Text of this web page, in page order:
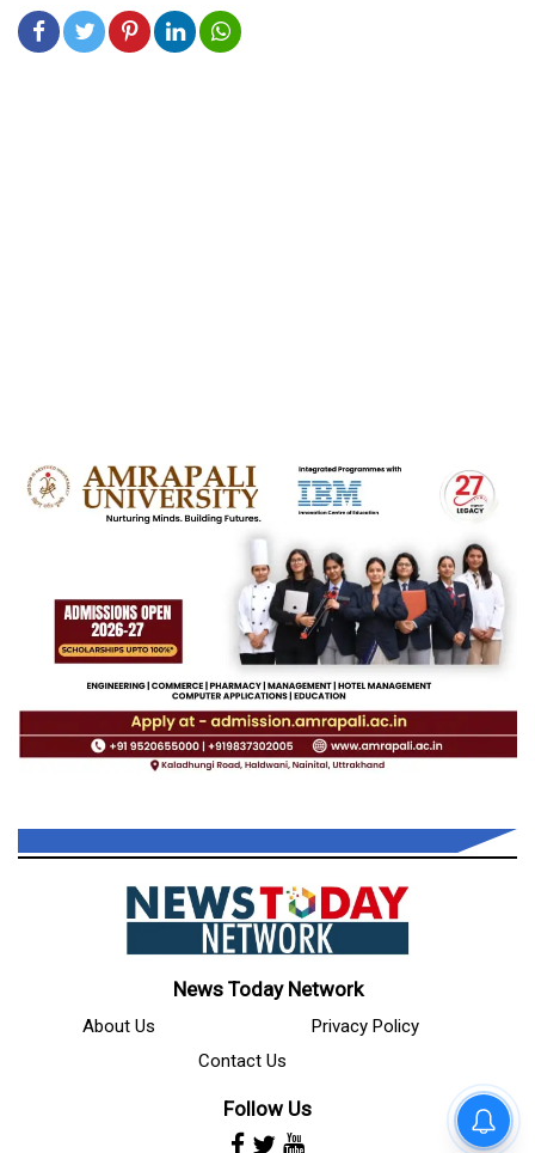
News Today Network
About Us
Privacy Policy
Contact Us
Follow Us